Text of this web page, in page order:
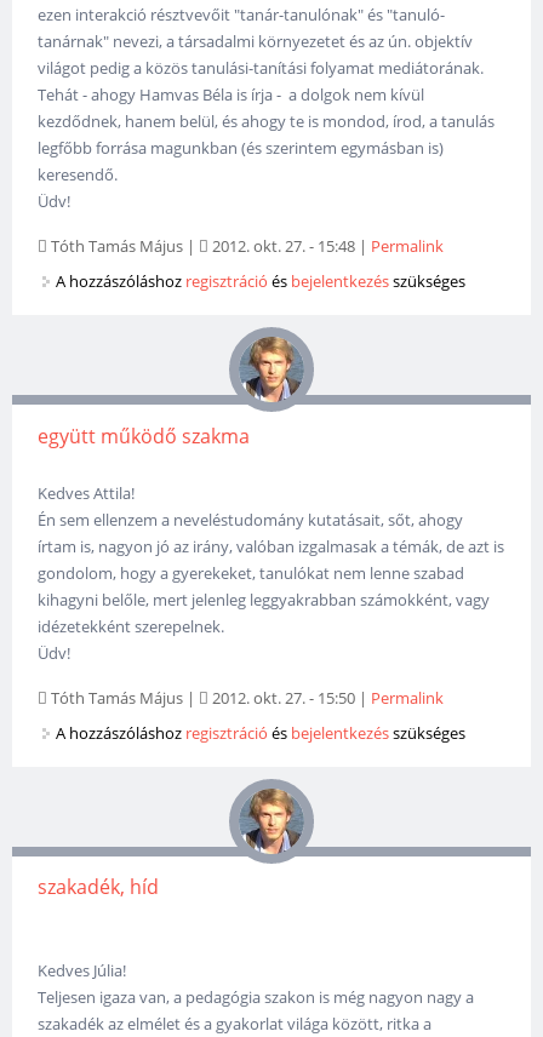
ezen interakció résztvevőit "tanár-tanulónak" és "tanuló-
tanárnak" nevezi, a társadalmi környezetet és az ún. objektív
világot pedig a közös tanulási-tanítási folyamat mediátorának.
Tehát - ahogy Hamvas Béla is írja - a dolgok nem kívül
kezdődnek, hanem belül, és ahogy te is mondod, írod, a tanulás
legfőbb forrása magunkban (és szerintem egymásban is)
keresendő.
Üdv!
Tóth Tamás Május | 2012. okt. 27. - 15:48 | Permalink
A hozzászóláshoz regisztráció és bejelentkezésszükséges
együtt működő szakma
Kedves Attila!
Én sem ellenzem a neveléstudomány kutatásait, sőt, ahogy
írtam is, nagyon jó az irány, valóban izgalmasak a témák, de azt is
gondolom, hogy a gyerekeket, tanulókat nem lenne szabad
kihagyni belőle, mert jelenleg leggyakrabban számokként, vagy
idézetekként szerepelnek.
Üdv!
Tóth Tamás Május | 2012. okt. 27. - 15:50 | Permalink
A hozzászóláshoz regisztráció és bejelentkezésszükséges
szakadék, híd
Kedves Júlia!
Teljesen igaza van, a pedagógia szakon is még nagyon nagy a
szakadék az elmélet és a gyakorlat világa között, ritka a